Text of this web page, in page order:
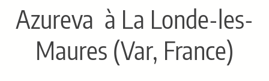
Azureva à La Londe-les-
Maures (Var, France)